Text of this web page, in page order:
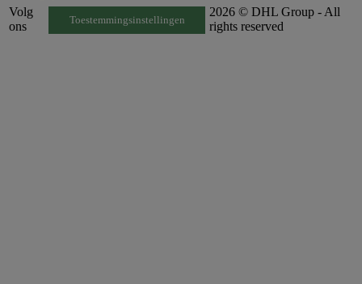
Volg
ons
Toestemmingsinstellingen
2026 © DHL Group - All
rights reserved